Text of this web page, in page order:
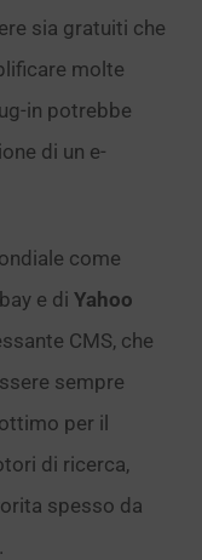
sia gratuiti che
molte
in potrebbe
di un e-
come
e di Yahoo
CMS, che
sempre
per il
di ricerca,
spesso da